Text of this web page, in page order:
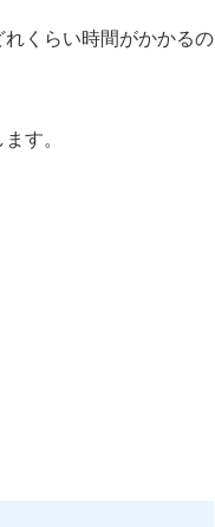
くらい時間がかかるの
す。